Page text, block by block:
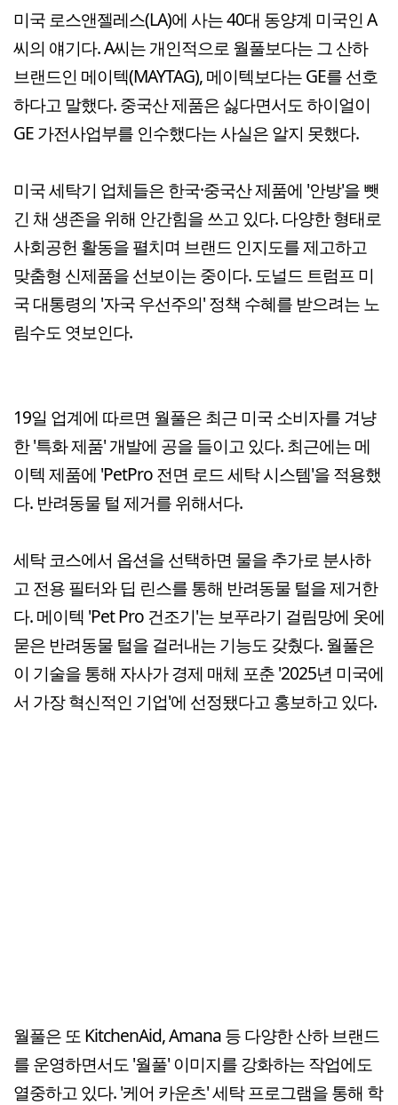
미국 로스앤젤레스(LA)에 사는 40대 동양계 미국인 A
씨의 얘기다. A씨는 개인적으로 월풀보다는 그 산하
브랜드인 메이텍(MAYTAG), 메이텍보다는 GE를 선호
하다고 말했다. 중국산 제품은 싫다면서도 하이얼이
GE 가전사업부를 인수했다는 사실은 알지 못했다.
미국 세탁기 업체들은 한국·중국산 제품에 '안방'을 뺏
긴 채 생존을 위해 안간힘을 쓰고 있다. 다양한 형태로
사회공헌 활동을 펼치며 브랜드 인지도를 제고하고
맞춤형 신제품을 선보이는 중이다. 도널드 트럼프 미
국 대통령의 '자국 우선주의' 정책 수혜를 받으려는 노
림수도 엿보인다.
19일 업계에 따르면 월풀은 최근 미국 소비자를 겨냥
한 '특화 제품' 개발에 공을 들이고 있다. 최근에는 메
이텍 제품에 'PetPro 전면 로드 세탁 시스템'을 적용했
다. 반려동물 털 제거를 위해서다.
세탁 코스에서 옵션을 선택하면 물을 추가로 분사하
고 전용 필터와 딥 린스를 통해 반려동물 털을 제거한
다. 메이텍 'Pet Pro 건조기'는 보푸라기 걸림망에 옷에
묻은 반려동물 털을 걸러내는 기능도 갖췄다. 월풀은
이 기술을 통해 자사가 경제 매체 포춘 '2025년 미국에
서 가장 혁신적인 기업'에 선정됐다고 홍보하고 있다.
월풀은 또 KitchenAid, Amana 등 다양한 산하 브랜드
를 운영하면서도 '월풀' 이미지를 강화하는 작업에도
열중하고 있다. '케어 카운츠' 세탁 프로그램을 통해 학